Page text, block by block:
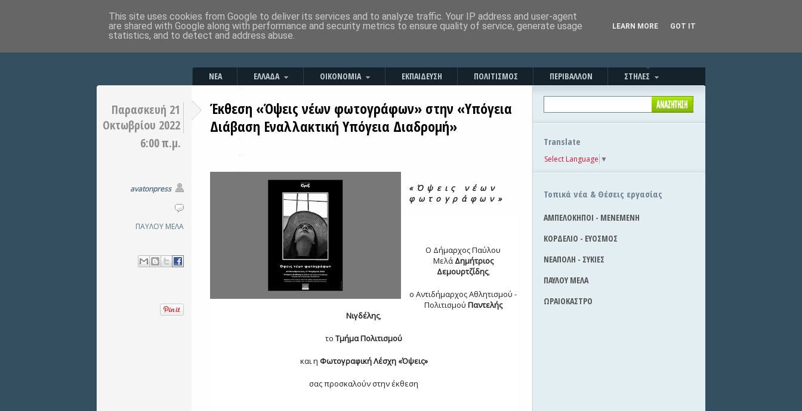
ΝΕΑ ΕΛΛΑΔΑ ΟΙΚΟΝΟΜΙΑ ΕΚΠΑΙΔΕΥΣΗ ΠΟΛΙΤΙΣΜΟΣ ΠΕΡΙΒΑΛΛΟΝ ΣΤΗΛΕΣ
Παρασκευή 21
Οκτωβρίου 2022
6:00 π.μ.
avatonpress
ΠΑΥΛΟΥ ΜΕΛΑ
Έκθεση «Όψεις νέων φωτογράφων» στην «Υπόγεια
Διάβαση Εναλλακτική Υπόγεια Διαδρομή»
«Όψεις νέων
φωτογράφων»
Ο Δήμαρχος Παύλου
Μελά Δημήτριος
Δεμουρτζίδης,
ο Αντιδήμαρχος Αθλητισμού -
Πολιτισμού Παντελής
Νιγδέλης,
το Τμήμα Πολιτισμού
και η Φωτογραφική Λέσχη «Όψεις»
σας προσκαλούν στην έκθεση
Translate
Select Language ▼
Τοπικά νέα & Θέσεις εργασίας
ΑΜΠΕΛΟΚΗΠΟΙ - ΜΕΝΕΜΕΝΗ
ΚΟΡΔΕΛΙΟ - ΕΥΟΣΜΟΣ
ΝΕΑΠΟΛΗ - ΣΥΚΙΕΣ
ΠΑΥΛΟΥ ΜΕΛΑ
ΩΡΑΙΟΚΑΣΤΡΟ
This site uses cookies from Google to deliver its services and to analyze traffic. Your IP address and user-agent
are shared with Google along with performance and security metrics to ensure quality of service, generate usage
statistics, and to detect and address abuse.
LEARN MORE GOT IT